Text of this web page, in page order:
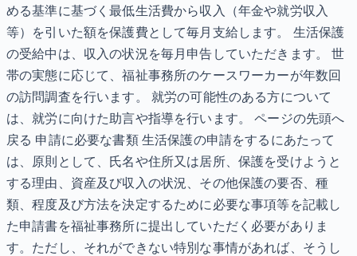
める基準に基づく最低生活費から収入（年金や就労収入
等）を引いた額を保護費として毎月支給します。 生活保護
の受給中は、収入の状況を毎月申告していただきます。 世
帯の実態に応じて、福祉事務所のケースワーカーが年数回
の訪問調査を行います。 就労の可能性のある方について
は、就労に向けた助言や指導を行います。 ページの先頭へ
戻る 申請に必要な書類 生活保護の申請をするにあたって
は、原則として、氏名や住所又は居所、保護を受けようと
する理由、資産及び収入の状況、その他保護の要否、種
類、程度及び方法を決定するために必要な事項等を記載し
た申請書を福祉事務所に提出していただく必要がありま
す。ただし、それができない特別な事情があれば、そうし